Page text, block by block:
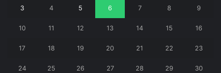
3 4 5 6 7 8 9
10 11 12 13 14 15 16
17 18 19 20 21 22 23
24 25 26 27 28 29 30